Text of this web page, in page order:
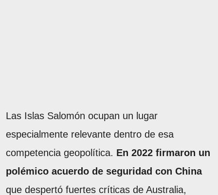
Las Islas Salomón ocupan un lugar
especialmente relevante dentro de esa
competencia geopolítica. En 2022 firmaron un
polémico acuerdo de seguridad con China
que despertó fuertes críticas de Australia,